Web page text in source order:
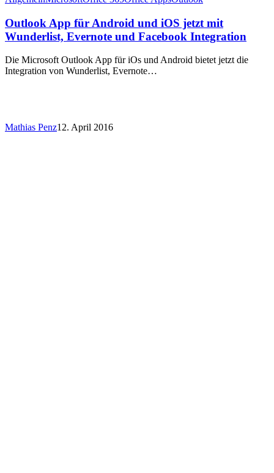
Outlook App für Android und iOS jetzt mit
Wunderlist, Evernote und Facebook Integration
Die Microsoft Outlook App für iOs und Android bietet jetzt die
Integration von Wunderlist, Evernote…
Mathias Penz12. April 2016